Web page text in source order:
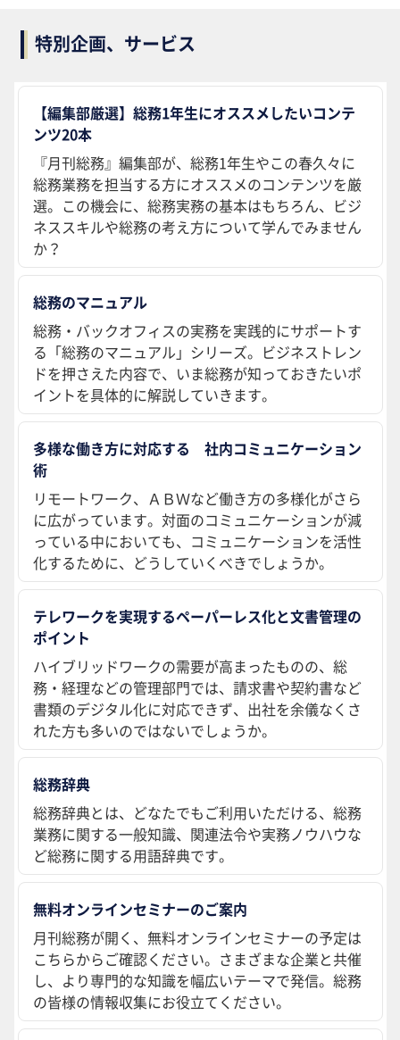
特別企画、サービス
【編集部厳選】総務1年生にオススメしたいコンテ
ンツ20本
『月刊総務』編集部が、総務1年生やこの春久々に
総務業務を担当する方にオススメのコンテンツを厳
選。この機会に、総務実務の基本はもちろん、ビジ
ネススキルや総務の考え方について学んでみません
か？
総務のマニュアル
総務・バックオフィスの実務を実践的にサポートす
る「総務のマニュアル」シリーズ。ビジネストレン
ドを押さえた内容で、いま総務が知っておきたいポ
イントを具体的に解説していきます。
多様な働き方に対応する 社内コミュニケーション
術
リモートワーク、ＡＢＷなど働き方の多様化がさら
に広がっています。対面のコミュニケーションが減
っている中においても、コミュニケーションを活性
化するために、どうしていくべきでしょうか。
テレワークを実現するペーパーレス化と文書管理の
ポイント
ハイブリッドワークの需要が高まったものの、総
務・経理などの管理部門では、請求書や契約書など
書類のデジタル化に対応できず、出社を余儀なくさ
れた方も多いのではないでしょうか。
総務辞典
総務辞典とは、どなたでもご利用いただける、総務
業務に関する一般知識、関連法令や実務ノウハウな
ど総務に関する用語辞典です。
無料オンラインセミナーのご案内
月刊総務が開く、無料オンラインセミナーの予定は
こちらからご確認ください。さまざまな企業と共催
し、より専門的な知識を幅広いテーマで発信。総務
の皆様の情報収集にお役立てください。